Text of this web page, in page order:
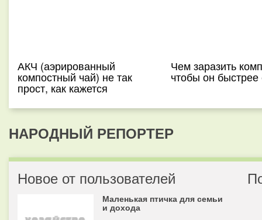
АКЧ (аэрированный
компостный чай) не так
прост, как кажется
Чем заразить
чтобы он быстрее
НАРОДНЫЙ РЕПОРТЕР
Новое от пользователей
Маленькая птичка для семьи
и дохода